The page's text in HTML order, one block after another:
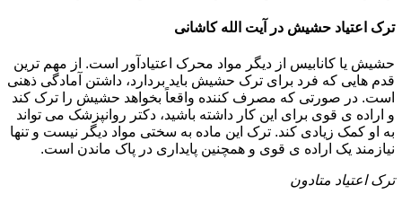
ترک اعتیاد حشیش در آیت الله کاشانی
حشیش یا کانابیس از دیگر مواد محرک اعتیادآور است. از مهم ترین
قدم هایی که فرد برای ترک حشیش باید بردارد، داشتن آمادگی ذهنی
است. در صورتی که مصرف کننده واقعاً بخواهد حشیش را ترک کند
و اراده ی قوی برای این کار داشته باشید، دکتر روانپزشک می تواند
به او کمک زیادی کند. ترک این ماده به سختی مواد دیگر نیست و تنها
نیازمند یک اراده ی قوی و همچنین پایداری در پاک ماندن است.
ترک اعتیاد متادون